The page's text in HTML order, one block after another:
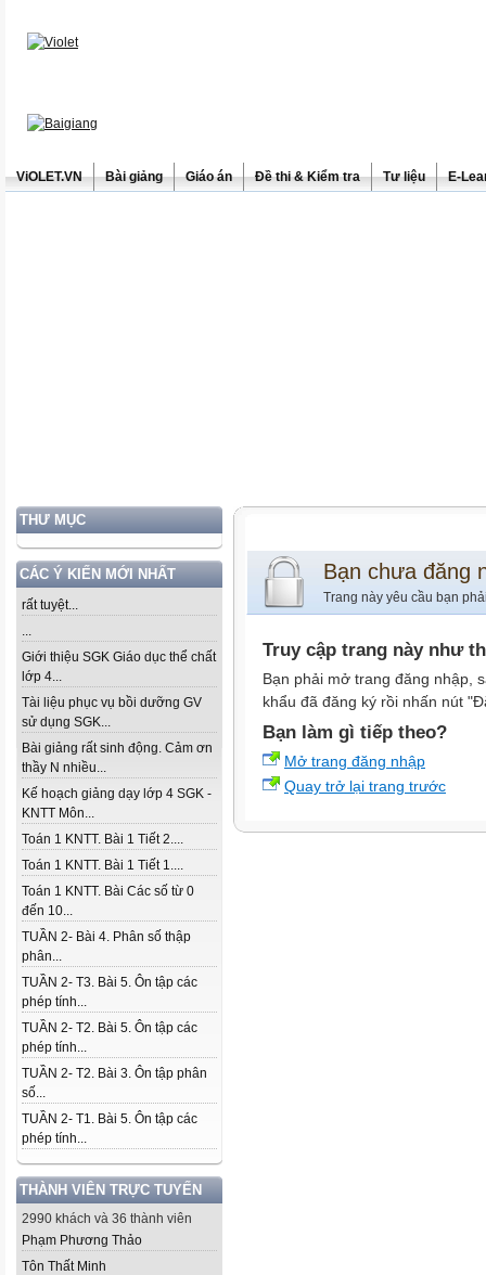
ViOLET.VN Bài giảng Giáo án Đề thi & Kiểm tra Tư liệu E-
THƯ MỤC
CÁC Ý KIẾN MỚI NHẤT
rất tuyệt...
...
Giới thiệu SGK Giáo dục thể chất
lớp 4...
Tài liệu phục vụ bồi dưỡng GV
sử dụng SGK...
Bài giảng rất sinh động. Cảm ơn
thầy N nhiều...
Kế hoạch giảng dạy lớp 4 SGK -
KNTT Môn...
Toán 1 KNTT. Bài 1 Tiết 2....
Toán 1 KNTT. Bài 1 Tiết 1....
Toán 1 KNTT. Bài Các số từ 0
đến 10...
TUẦN 2- Bài 4. Phân số thập
phân...
TUẦN 2- T3. Bài 5. Ôn tập các
phép tính...
TUẦN 2- T2. Bài 5. Ôn tập các
phép tính...
TUẦN 2- T2. Bài 3. Ôn tập phân
số...
TUẦN 2- T1. Bài 5. Ôn tập các
phép tính...
THÀNH VIÊN TRỰC TUYẾN
2990 khách và 36 thành viên
Phạm Phương Thảo
Tôn Thất Minh
Bạn chưa đăng
Trang này yêu cầu bạn
Truy cập trang này như
Bạn phải mở trang đăng nhập,
khẩu đã đăng ký rồi nhấn nút
Bạn làm gì tiếp theo?
Mở trang đăng nhập
Quay trở lại trang trước